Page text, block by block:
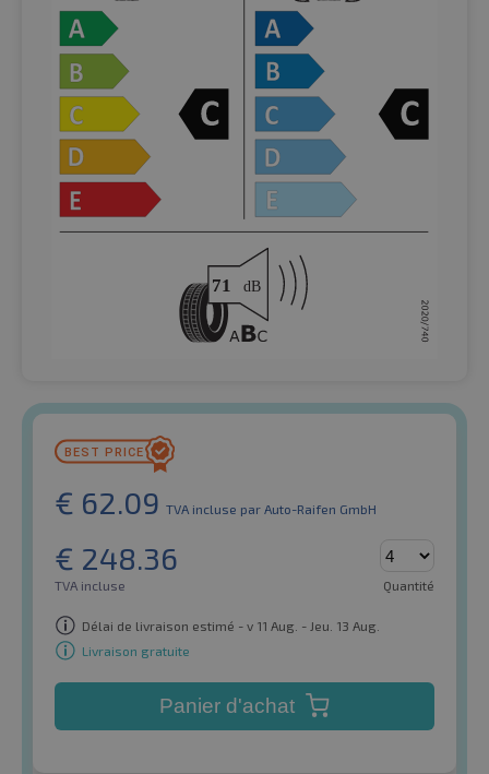
€ 62.09 TVA incluse par Auto-Raifen GmbH
€ 248.36
TVA incluse Quantité
Délai de livraison estimé - v 11 Aug. - Jeu. 13 Aug.
Livraison gratuite
Panier d'achat